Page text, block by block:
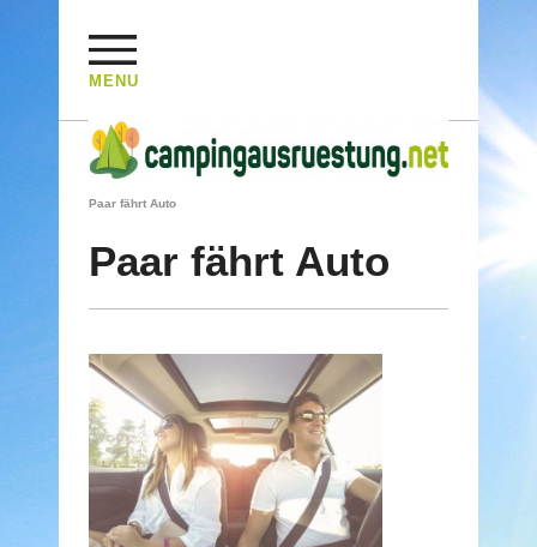
MENU
HOME/ REISEBERICHTE
JAPANISCHE SOSSE UND FRISBEESCHEIBE /
Paar fährt Auto
Paar fährt Auto